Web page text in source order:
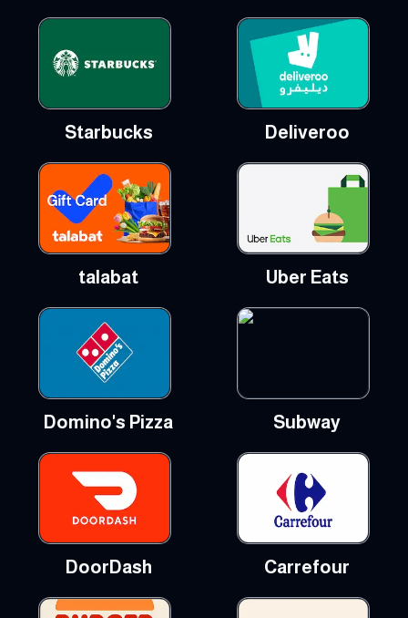
Starbucks Deliveroo
talabat Uber Eats
Domino's Pizza Subway
DoorDash Carrefour